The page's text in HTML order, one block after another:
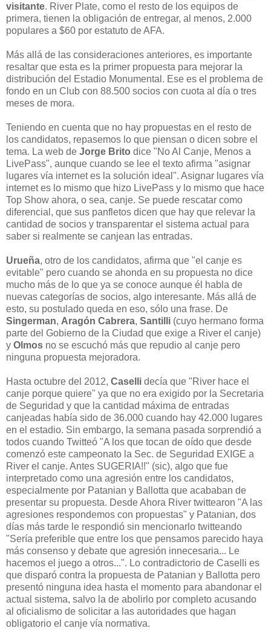
visitante. River Plate, como el resto de los equipos de
primera, tienen la obligación de entregar, al menos, 2.000
populares a $60 por estatuto de AFA.
Más allá de las consideraciones anteriores, es importante
resaltar que esta es la primer propuesta para mejorar la
distribución del Estadio Monumental. Ese es el problema de
fondo en un Club con 88.500 socios con cuota al día o tres
meses de mora.
Teniendo en cuenta que no hay propuestas en el resto de
los candidatos, repasemos lo que piensan o dicen sobre el
tema. La web de Jorge Brito dice "No Al Canje, Menos a
LivePass", aunque cuando se lee el texto afirma "asignar
lugares vía internet es la solución ideal". Asignar lugares vía
internet es lo mismo que hizo LivePass y lo mismo que hace
Top Show ahora, o sea, canje. Se puede rescatar como
diferencial, que sus panfletos dicen que hay que relevar la
cantidad de socios y transparentar el sistema actual para
saber si realmente se canjean las entradas.
Urueña, otro de los candidatos, afirma que "el canje es
evitable" pero cuando se ahonda en su propuesta no dice
mucho más de lo que ya se conoce aunque él habla de
nuevas categorías de socios, algo interesante. Más allá de
esto, su postulado queda en eso, sólo una frase. De
Singerman, Aragón Cabrera, Santilli (cuyo hermano forma
parte del Gobierno de la Ciudad que exige a River el canje)
y Olmos no se escuchó más que repudio al canje pero
ninguna propuesta mejoradora.
Hasta octubre del 2012, Caselli decía que "River hace el
canje porque quiere" ya que no era exigido por la Secretaria
de Seguridad y que la cantidad máxima de entradas
canjeadas había sido de 36.000 cuando hay 42.000 lugares
en el estadio. Sin embargo, la semana pasada sorprendió a
todos cuando Twitteó "A los que tocan de oído que desde
comenzó este campeonato la Sec. de Seguridad EXIGE a
River el canje. Antes SUGERIA!!" (sic), algo que fue
interpretado como una agresión entre los candidatos,
especialmente por Patanian y Ballotta que acababan de
presentar su propuesta. Desde Ahora River twittearon "A las
agresiones respondemos con propuestas" y Patanian, dos
días más tarde le respondió sin mencionarlo twitteando
"Sería preferible que entre los que pensamos parecido haya
más consenso y debate que agresión innecesaria... Le
hacemos el juego a otros...". Lo contradictorio de Caselli es
que disparó contra la propuesta de Patanian y Ballotta pero
presentó ninguna idea hasta el momento para abandonar el
actual sistema, salvo la de abolirlo por completo acusando
al oficialismo de solicitar a las autoridades que hagan
obligatorio el canje vía normativa.